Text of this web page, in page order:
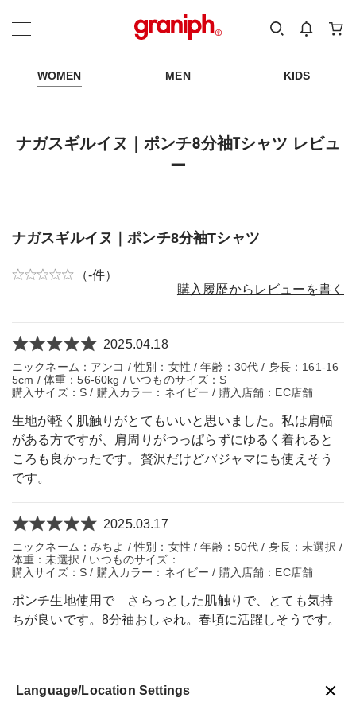
カテゴリーから探す
WOMEN MEN KIDS
ナガスギルイヌ｜ポンチ8分袖Tシャツ レビュ
ー
ナガスギルイヌ｜ポンチ8分袖Tシャツ
（-件）
購入履歴からレビューを書く
2025.04.18
ニックネーム：アンコ / 性別：女性 / 年齢：30代 / 身長：161-16
5cm / 体重：56-60kg / いつものサイズ：S
購入サイズ：S / 購入カラー：ネイビー / 購入店舗：EC店舗
生地が軽く肌触りがとてもいいと思いました。私は肩幅
がある方ですが、肩周りがつっぱらずにゆるく着れると
ころも良かったです。贅沢だけどパジャマにも使えそう
です。
2025.03.17
ニックネーム：みちよ / 性別：女性 / 年齢：50代 / 身長：未選択 /
体重：未選択 / いつものサイズ：
購入サイズ：S / 購入カラー：ネイビー / 購入店舗：EC店舗
ポンチ生地使用で さらっとした肌触りで、とても気持
ちが良いです。8分袖おしゃれ。春頃に活躍しそうです。
Language/Location Settings